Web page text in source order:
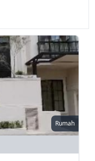
Rumah